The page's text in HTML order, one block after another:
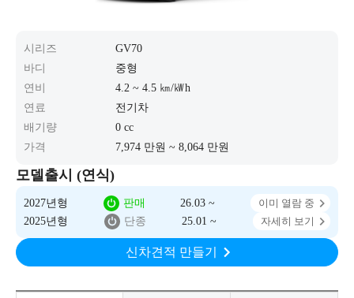
시리즈
GV70
바디
중형
연비
4.2 ~ 4.5 ㎞/㎾h
연료
전기차
배기량
0 cc
가격
7,974 만원 ~ 8,064 만원
모델출시 (연식)
2027년형 판매 26.03 ~
이미 열람 중
2025년형
단종 25.01 ~ 자세히 보기
신차견적 만들기